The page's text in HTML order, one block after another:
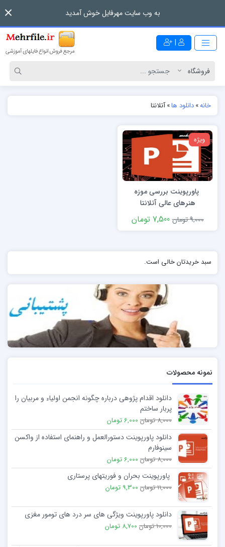
به وب سایت مهرفایل خوش آمدید
|
خانه»دانلود ها»آتلانتا
ویژه
پاورپوینت بررسی موزه
هنرهای عالی آتلانتا
9,000 تومان
7,500 تومان
سبد خریدتان خالی است.
نمونه محصولات
دانلود اقدام پژوهی درباره چگونه انجمن اولیاء و مربیان را
پربار ساختم
8,000 تومان 6,000 تومان
دانلود پاورپوینت دستورالعمل و راهنمای استفاده از واکسن
سینوفارم
8,000 تومان 6,000 تومان
پاورپوینت بحران و فوریتهای پرستاری
11,000 تومان 9,300 تومان
دانلود پاورپوینت ویژگی های سر درد های تومور مغزی
10,000 تومان 8,700 تومان